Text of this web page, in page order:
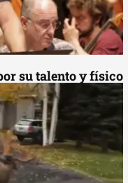
su talento y físico